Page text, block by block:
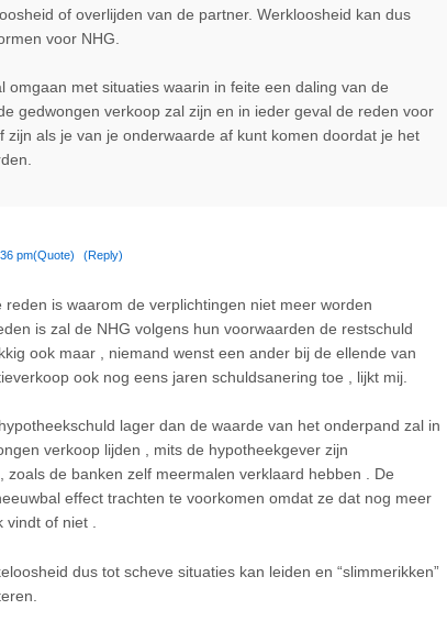
of overlijden van de partner. Werkloosheid kan dus
voor NHG.
omgaan met situaties waarin in feite een daling van de
gedwongen verkoop zal zijn en in ieder geval de reden voor
zijn als je van je onderwaarde af kunt komen doordat je het
pm(Quote) (Reply)
reden is waarom de verplichtingen niet meer worden
is zal de NHG volgens hun voorwaarden de restschuld
ook maar , niemand wenst een ander bij de ellende van
ook nog eens jaren schuldsanering toe , lijkt mij.
lager dan de waarde van het onderpand zal in
verkoop lijden , mits de hypotheekgever zijn
zoals de banken zelf meermalen verklaard hebben . De
effect trachten te voorkomen omdat ze dat nog meer
of niet .
dus tot scheve situaties kan leiden en “slimmerikken”